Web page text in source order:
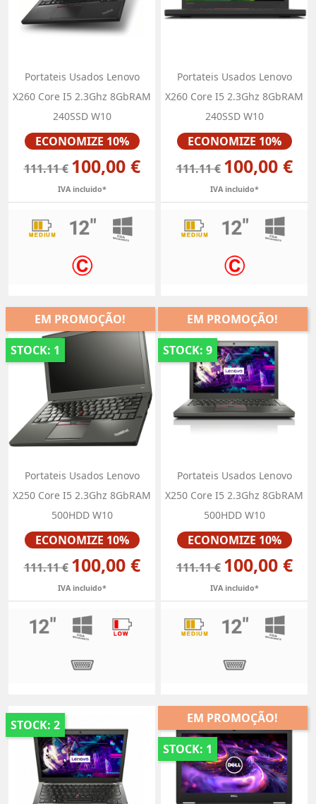
Portateis Usados Lenovo
X260 Core I5 2.3Ghz 8GbRAM
240SSD W10
Preço
ECONOMIZE 10%
111.11 € 100,00 €
IVA incluido*
Portateis Usados Lenovo
X260 Core I5 2.3Ghz 8GbRAM
240SSD W10
Preço
ECONOMIZE 10%
111.11 € 100,00 €
IVA incluido*
EM PROMOÇÃO!
STOCK: 1
Portateis Usados Lenovo
X250 Core I5 2.3Ghz 8GbRAM
500HDD W10
Preço
ECONOMIZE 10%
111.11 € 100,00 €
IVA incluido*
EM PROMOÇÃO!
STOCK: 9
Portateis Usados Lenovo
X250 Core I5 2.3Ghz 8GbRAM
500HDD W10
Preço
ECONOMIZE 10%
111.11 € 100,00 €
IVA incluido*
STOCK: 2
EM PROMOÇÃO!
STOCK: 1